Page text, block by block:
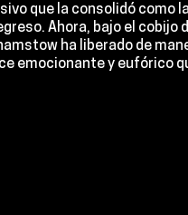
que la consolidó como la
Ahora, bajo el cobijo
ha liberado de
emocionante y eufórico